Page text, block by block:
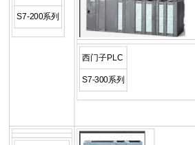
S7-200系列
西门子PLC
S7-300系列